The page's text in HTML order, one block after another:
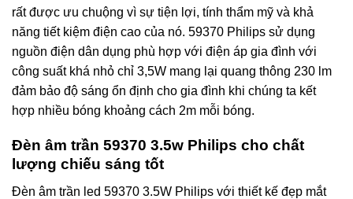
rất được ưu chuộng vì sự tiện lợi, tính thẩm mỹ và khả
năng tiết kiệm điện cao của nó. 59370 Philips sử dụng
nguồn điện dân dụng phù hợp với điện áp gia đình với
công suất khá nhỏ chỉ 3,5W mang lại quang thông 230 lm
đảm bảo độ sáng ổn định cho gia đình khi chúng ta kết
hợp nhiều bóng khoảng cách 2m mỗi bóng.
Đèn âm trần 59370 3.5w Philips cho chất
lượng chiếu sáng tốt
Đèn âm trần led 59370 3.5W Philips với thiết kế đẹp mắt